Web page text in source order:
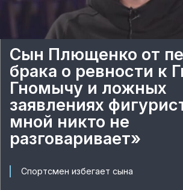
Сын Плющенко от
брака о ревности к
Гномычу и ложных
заявлениях
мной никто не
разговаривает»
Спортсмен избегает сына